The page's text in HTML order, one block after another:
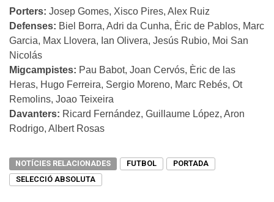
Porters: Josep Gomes, Xisco Pires, Alex Ruiz
Defenses: Biel Borra, Adri da Cunha, Èric de Pablos, Marc
Garcia, Max Llovera, Ian Olivera, Jesús Rubio, Moi San
Nicolás
Migcampistes: Pau Babot, Joan Cervós, Èric de las
Heras, Hugo Ferreira, Sergio Moreno, Marc Rebés, Ot
Remolins, Joao Teixeira
Davanters: Ricard Fernández, Guillaume López, Aron
Rodrigo, Albert Rosas
NOTÍCIES RELACIONADES FUTBOL
PORTADA
SELECCIÓ ABSOLUTA